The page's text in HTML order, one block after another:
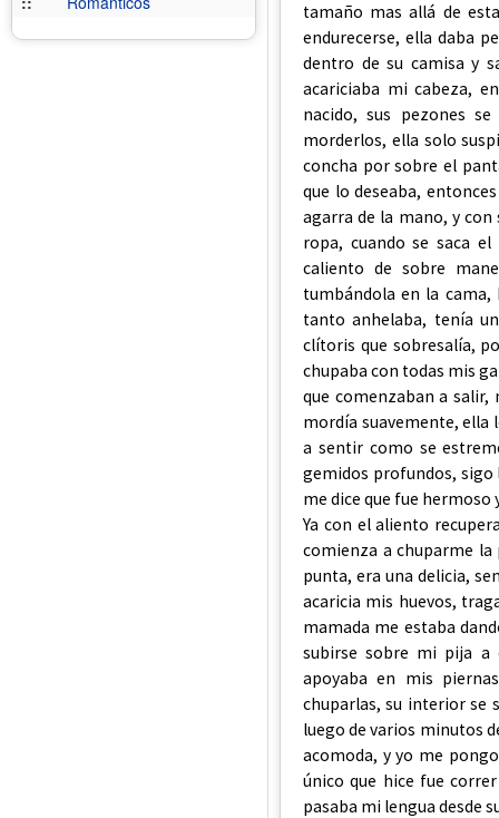
tamaño mas allá de
endurecerse, ella daba
dentro de su camisa y
acariciaba mi cabeza,
nacido, sus pezones
morderlos, ella solo
concha por sobre el
que lo deseaba,
agarra de la mano, y con
ropa, cuando se saca
caliento de sobre
tumbándola en la cama,
tanto anhelaba, tenía
clítoris que sobresalía,
chupaba con todas mis
que comenzaban a
mordía suavemente, ella
a sentir como se
gemidos profundos, sigo
me dice que fue hermoso
Ya con el aliento
comienza a chuparme la
punta, era una delicia,
acaricia mis huevos,
mamada me estaba
subirse sobre mi pija a
apoyaba en mis
chuparlas, su interior se
luego de varios minutos
acomoda, y yo me
único que hice fue
pasaba mi lengua desde